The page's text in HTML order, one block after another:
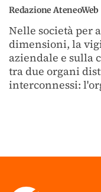
Redazione AteneoWeb
Nelle società per
dimensioni, la
aziendale e sulla
tra due organi
interconnessi: